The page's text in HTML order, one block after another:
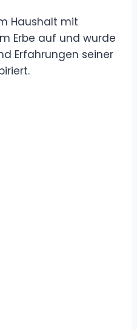
Haushalt mit
Erbe auf und wurde
Erfahrungen seiner